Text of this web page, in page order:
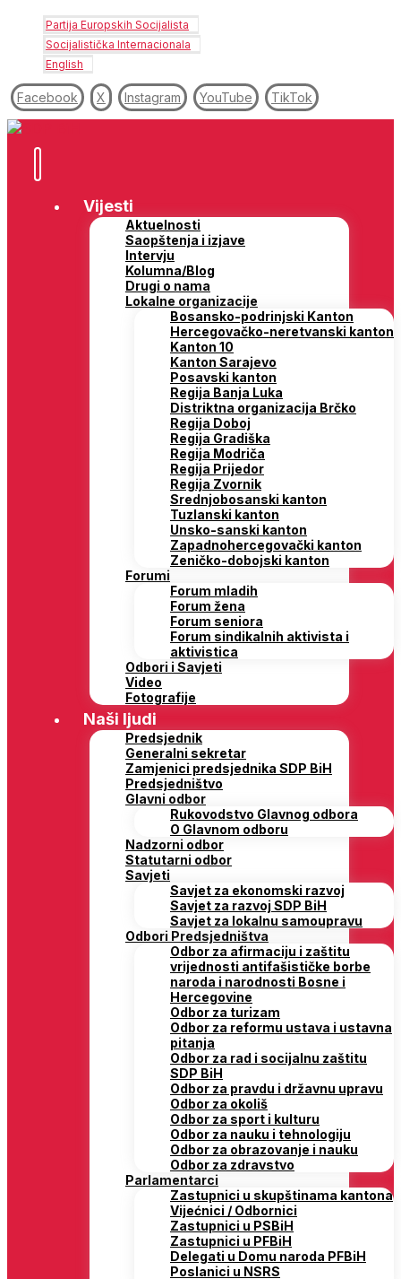
Partija Europskih Socijalista
Socijalistička Internacionala
English
Facebook X Instagram YouTube TikTok
Vijesti
Aktuelnosti
Saopštenja i izjave
Intervju
Kolumna/Blog
Drugi o nama
Lokalne organizacije
Bosansko-podrinjski Kanton
Hercegovačko-neretvanski kanton
Kanton 10
Kanton Sarajevo
Posavski kanton
Regija Banja Luka
Distriktna organizacija Brčko
Regija Doboj
Regija Gradiška
Regija Modriča
Regija Prijedor
Regija Zvornik
Srednjobosanski kanton
Tuzlanski kanton
Unsko-sanski kanton
Zapadnohercegovački kanton
Zeničko-dobojski kanton
Forumi
Forum mladih
Forum žena
Forum seniora
Forum sindikalnih aktivista i
aktivistica
Odbori i Savjeti
Video
Fotografije
Naši ljudi
Predsjednik
Generalni sekretar
Zamjenici predsjednika SDP BiH
Predsjedništvo
Glavni odbor
Rukovodstvo Glavnog odbora
O Glavnom odboru
Nadzorni odbor
Statutarni odbor
Savjeti
Savjet za ekonomski razvoj
Savjet za razvoj SDP BiH
Savjet za lokalnu samoupravu
Odbori Predsjedništva
Odbor za afirmaciju i zaštitu
vrijednosti antifašističke borbe
naroda i narodnosti Bosne i
Hercegovine
Odbor za turizam
Odbor za reformu ustava i ustavna
pitanja
Odbor za rad i socijalnu zaštitu
SDP BiH
Odbor za pravdu i državnu upravu
Odbor za okoliš
Odbor za sport i kulturu
Odbor za nauku i tehnologiju
Odbor za obrazovanje i nauku
Odbor za zdravstvo
Parlamentarci
Zastupnici u skupštinama kantona
Vijećnici / Odbornici
Zastupnici u PSBiH
Zastupnici u PFBiH
Delegati u Domu naroda PFBiH
Poslanici u NSRS